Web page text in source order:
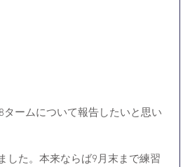
ームについて報告したいと思い
した。本来ならば9月末まで練習